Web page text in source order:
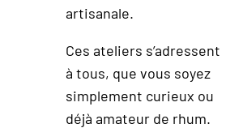
artisanale.
Ces ateliers s’adressent
à tous, que vous soyez
simplement curieux ou
déjà amateur de rhum.